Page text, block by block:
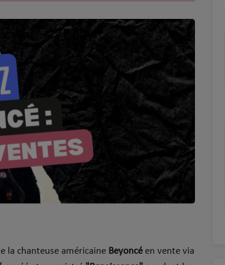
la chanteuse américaine Beyoncéen vente via